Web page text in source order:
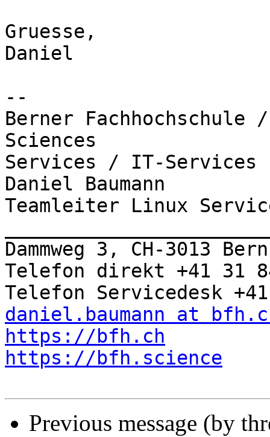
Gruesse,
Daniel
--
Berner
Sciences
Services / IT-Services
Daniel Baumann
Teamleiter Linux
Dammweg 3, CH-3013 Bern
Telefon direkt +41 31
daniel.baumann at
https://bfh.ch
https://bfh.science
Previous message (by